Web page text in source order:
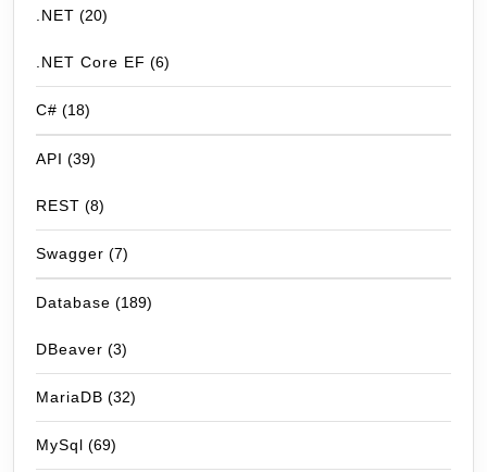
.NET (20)
.NET Core EF (6)
C# (18)
API (39)
REST (8)
Swagger (7)
Database (189)
DBeaver (3)
MariaDB (32)
MySql (69)